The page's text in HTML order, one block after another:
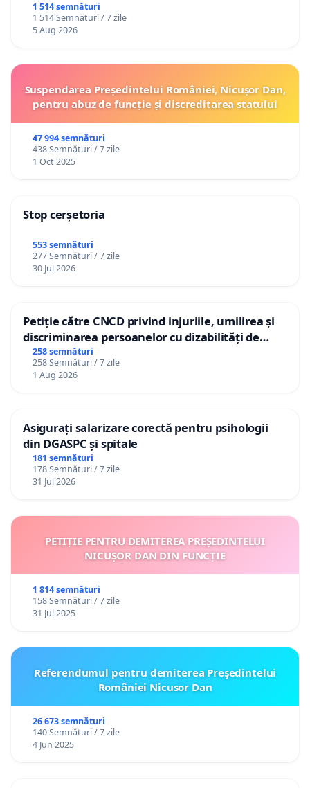
1 514 semnături
1 514 Semnături / 7 zile
5 Aug 2026
Suspendarea Președintelui României, Nicușor Dan,
pentru abuz de funcție și discreditarea statului
47 994 semnături
438 Semnături / 7 zile
1 Oct 2025
Stop cerșetoria
553 semnături
277 Semnături / 7 zile
30 Jul 2026
Petiție către CNCD privind injuriile, umilirea și
discriminarea persoanelor cu dizabilități de
către utilizatorul TikTok „Gorici”
258 semnături
258 Semnături / 7 zile
1 Aug 2026
Asigurați salarizare corectă pentru psihologii
din DGASPC și spitale
181 semnături
178 Semnături / 7 zile
31 Jul 2026
PETIȚIE PENTRU DEMITEREA PREȘEDINTELUI
NICUȘOR DAN DIN FUNCȚIE
1 814 semnături
158 Semnături / 7 zile
31 Jul 2025
Referendumul pentru demiterea Preşedintelui
României Nicusor Dan
26 673 semnături
140 Semnături / 7 zile
4 Jun 2025